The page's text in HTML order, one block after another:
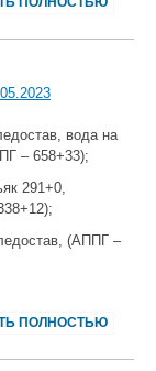
вода на
– 658+33);
291+0,
(АППГ –
ПОЛНОСТЬЮ